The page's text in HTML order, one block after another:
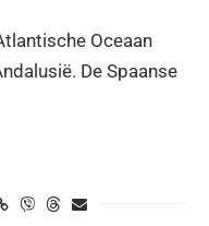
Oceaan
De Spaanse